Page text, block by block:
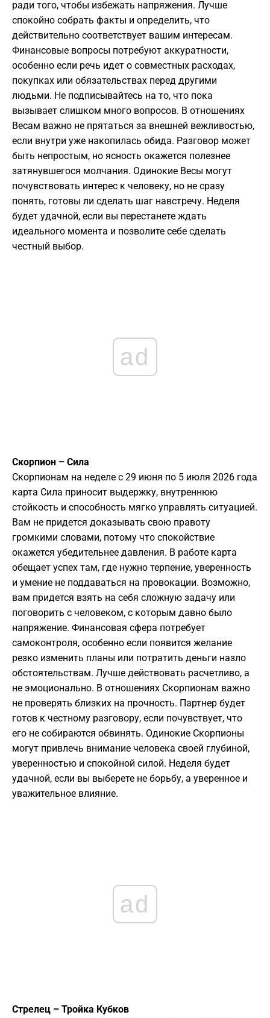
ради того, чтобы избежать напряжения. Лучше
спокойно собрать факты и определить, что
действительно соответствует вашим интересам.
Финансовые вопросы потребуют аккуратности,
особенно если речь идет о совместных расходах,
покупках или обязательствах перед другими
людьми. Не подписывайтесь на то, что пока
вызывает слишком много вопросов. В отношениях
Весам важно не прятаться за внешней вежливостью,
если внутри уже накопилась обида. Разговор может
быть непростым, но ясность окажется полезнее
затянувшегося молчания. Одинокие Весы могут
почувствовать интерес к человеку, но не сразу
понять, готовы ли сделать шаг навстречу. Неделя
будет удачной, если вы перестанете ждать
идеального момента и позволите себе сделать
честный выбор.
ad
Скорпион – Сила
Скорпионам на неделе с 29 июня по 5 июля 2026 года
карта Сила приносит выдержку, внутреннюю
стойкость и способность мягко управлять ситуацией.
Вам не придется доказывать свою правоту
громкими словами, потому что спокойствие
окажется убедительнее давления. В работе карта
обещает успех там, где нужно терпение, уверенность
и умение не поддаваться на провокации. Возможно,
вам придется взять на себя сложную задачу или
поговорить с человеком, с которым давно было
напряжение. Финансовая сфера потребует
самоконтроля, особенно если появится желание
резко изменить планы или потратить деньги назло
обстоятельствам. Лучше действовать расчетливо, а
не эмоционально. В отношениях Скорпионам важно
не проверять близких на прочность. Партнер будет
готов к честному разговору, если почувствует, что
его не собираются обвинять. Одинокие Скорпионы
могут привлечь внимание человека своей глубиной,
уверенностью и спокойной силой. Неделя будет
удачной, если вы выберете не борьбу, а уверенное и
уважительное влияние.
ad
Стрелец – Тройка Кубков